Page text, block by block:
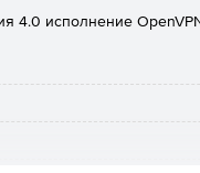
4.0 исполнение